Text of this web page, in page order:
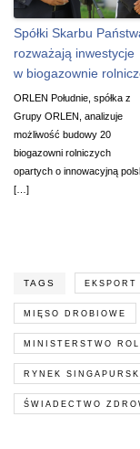
Spółki Skarbu
rozważają inwestycje
w biogazownie
ORLEN Południe, spółka z
Grupy ORLEN, analizuje
możliwość budowy 20
biogazowni rolniczych
opartych o innowacyjną
[…]
TAGS
MIĘSO DROBIOWE
MINISTERSTWO
RYNEK SINGAPURSKI
ŚWIADECTWO